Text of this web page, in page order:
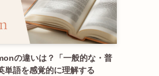
の違いは？「一般的な・普
単語を感覚的に理解する